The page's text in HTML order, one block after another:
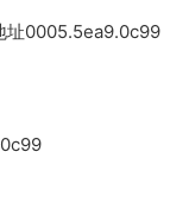
址0005.5ea9.0c99